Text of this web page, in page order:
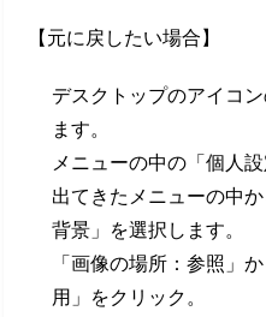
【元に戻したい場合】
デスクトップのアイコ
ます。
メニューの中の「個人
出てきたメニューの中
背景」を選択します。
「画像の場所：参照」
用」をクリック。